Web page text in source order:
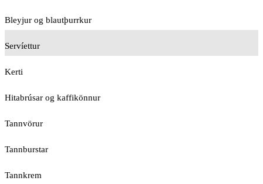
Bleyjur og blautþurrkur
Servíettur
Kerti
Hitabrúsar og kaffikönnur
Tannvörur
Tannburstar
Tannkrem